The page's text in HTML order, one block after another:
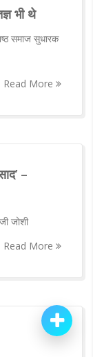
भी थे
समाज सुधारक
Read More
–
जोशी
Read More